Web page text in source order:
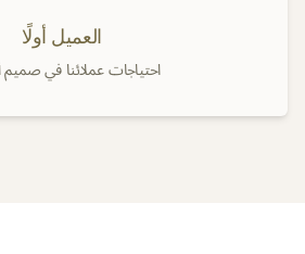
العميل أولًا
احتياجات عملائنا في صميم